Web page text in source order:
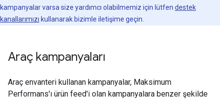
kampanyalar varsa size yardımcı olabilmemiz için lütfen destek
kanallarımızı kullanarak bizimle iletişime geçin.
Araç kampanyaları
Araç envanteri kullanan kampanyalar, Maksimum
Performans'ı ürün feed'i olan kampanyalara benzer şekilde